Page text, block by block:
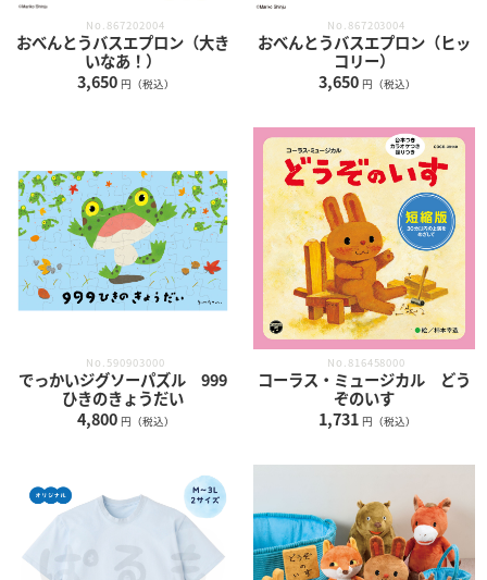
No.867202004
おべんとうバスエプロン（大き
いなあ！）
3,650 円（税込）
No.867203004
おべんとうバスエプロン（ヒッ
コリー）
3,650 円（税込）
No.590903000
でっかいジグソーパズル 999
ひきのきょうだい
4,800 円（税込）
No.816458000
コーラス・ミュージカル どう
ぞのいす
1,731 円（税込）